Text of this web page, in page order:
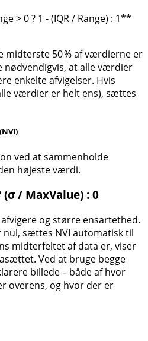
> 0 ? 1 - (IQR / Range) : 1**
midterste 50 % af værdierne er
nødvendigvis, at alle værdier
enkelte afvigelser. Hvis
værdier er helt ens), sættes
ved at sammenholde
højeste værdi.
(σ / MaxValue) : 0
og større ensartethed.
sættes NVI automatisk til
midterfeltet af data er, viser
Ved at bruge begge
billede – både af hvor
overens, og hvor der er